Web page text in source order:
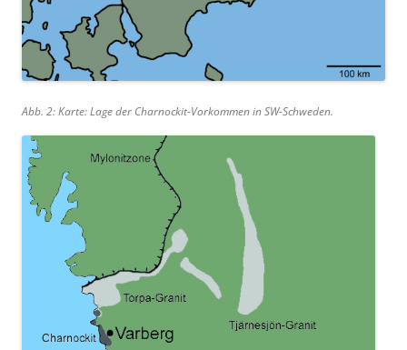
Abb. 2: Karte: Lage der Charnockit-Vorkommen in SW-Schweden.